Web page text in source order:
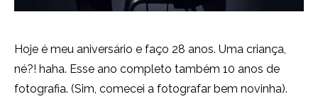
Hoje é meu aniversário e faço 28 anos. Uma criança,
né?! haha. Esse ano completo também 10 anos de
fotografia. (Sim, comecei a fotografar bem novinha).